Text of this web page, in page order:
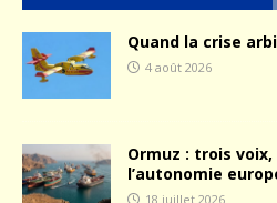
Quand la crise
4 août 2026
Ormuz : trois
l’autonomie
18 juillet 2026